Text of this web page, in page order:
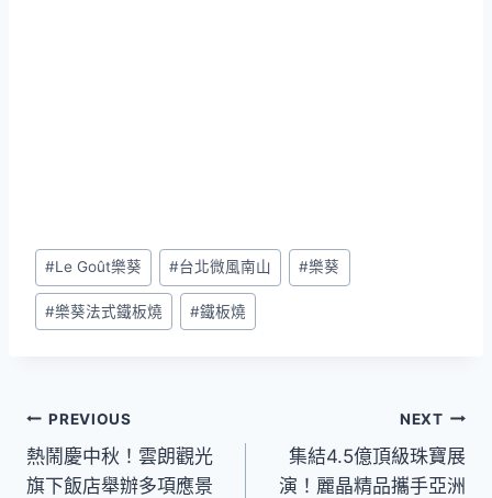
Post
Tags:
#Le Goût樂葵 #台北微風南山 #樂葵
#樂葵法式鐵板燒 #鐵板燒
文
章
PREVIOUS
熱鬧慶中秋！雲朗觀光
旗下飯店舉辦多項應景
NEXT
集結4.5億頂級珠寶展
演！麗晶精品攜手亞洲